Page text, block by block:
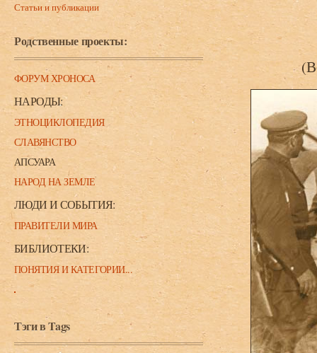
Статьи и публикации
Родственные проекты:
ФОРУМ ХРОНОСА
НАРОДЫ:
ЭТНОЦИКЛОПЕДИЯ
СЛАВЯНСТВО
АПСУАРА
НАРОД НА ЗЕМЛЕ
ЛЮДИ И СОБЫТИЯ:
ПРАВИТЕЛИ МИРА
БИБЛИОТЕКИ:
ПОНЯТИЯ И КАТЕГОРИИ...
Тэги в Tags